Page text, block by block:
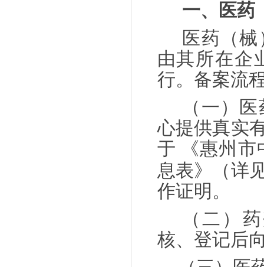
一、医药
医药（
由其所在企
行。备案流
（一）
心提供真实
于
《惠州
息表》（详
作证明。
（二）
核、登记后